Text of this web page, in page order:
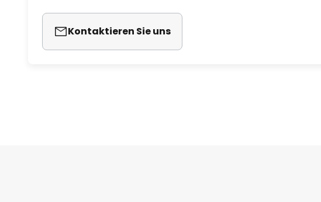
Kontaktieren Sie uns